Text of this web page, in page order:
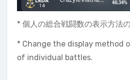
* 個人の総合戦闘数の表示方法の
* Change the display method
of individual battles.